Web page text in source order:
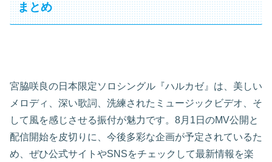
まとめ
宮脇咲良の日本限定ソロシングル『ハルカゼ』は、美しい
メロディ、深い歌詞、洗練されたミュージックビデオ、そ
して風を感じさせる振付が魅力です。8月1日のMV公開と
配信開始を皮切りに、今後多彩な企画が予定されているた
め、ぜひ公式サイトやSNSをチェックして最新情報を楽